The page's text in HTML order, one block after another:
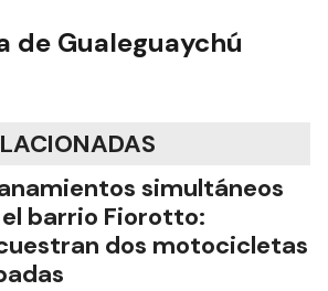
de Gualeguaychú
simultáneos
barrio Fiorotto:
dos motocicletas